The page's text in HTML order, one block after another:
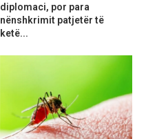
diplomaci, por para
nënshkrimit patjetër të
ketë...